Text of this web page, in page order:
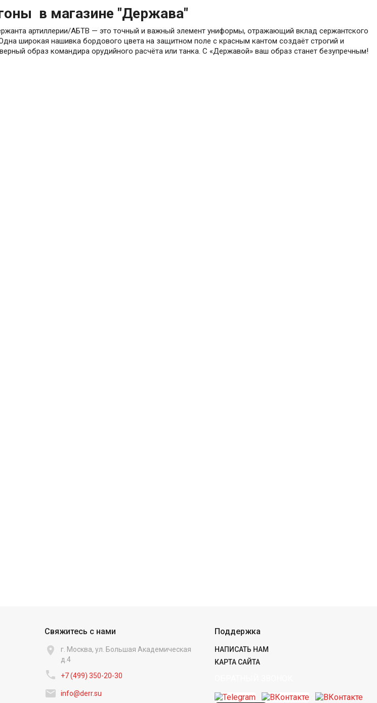
в магазине "Держава"
артиллерии/АБТВ — это точный и важный элемент униформы, отражающий вклад сержантского
широкая нашивка бордового цвета на защитном поле с красным кантом создаёт строгий и
образ командира орудийного расчёта или танка. С «Державой» ваш образ станет безупречным!
Свяжитесь с нами

г. Москва, ул. Большая Академическая
д.4
 +7 (499) 350-20-30
 info@derr.su
Поддержка
НАПИСАТЬ НАМ
КАРТА САЙТА